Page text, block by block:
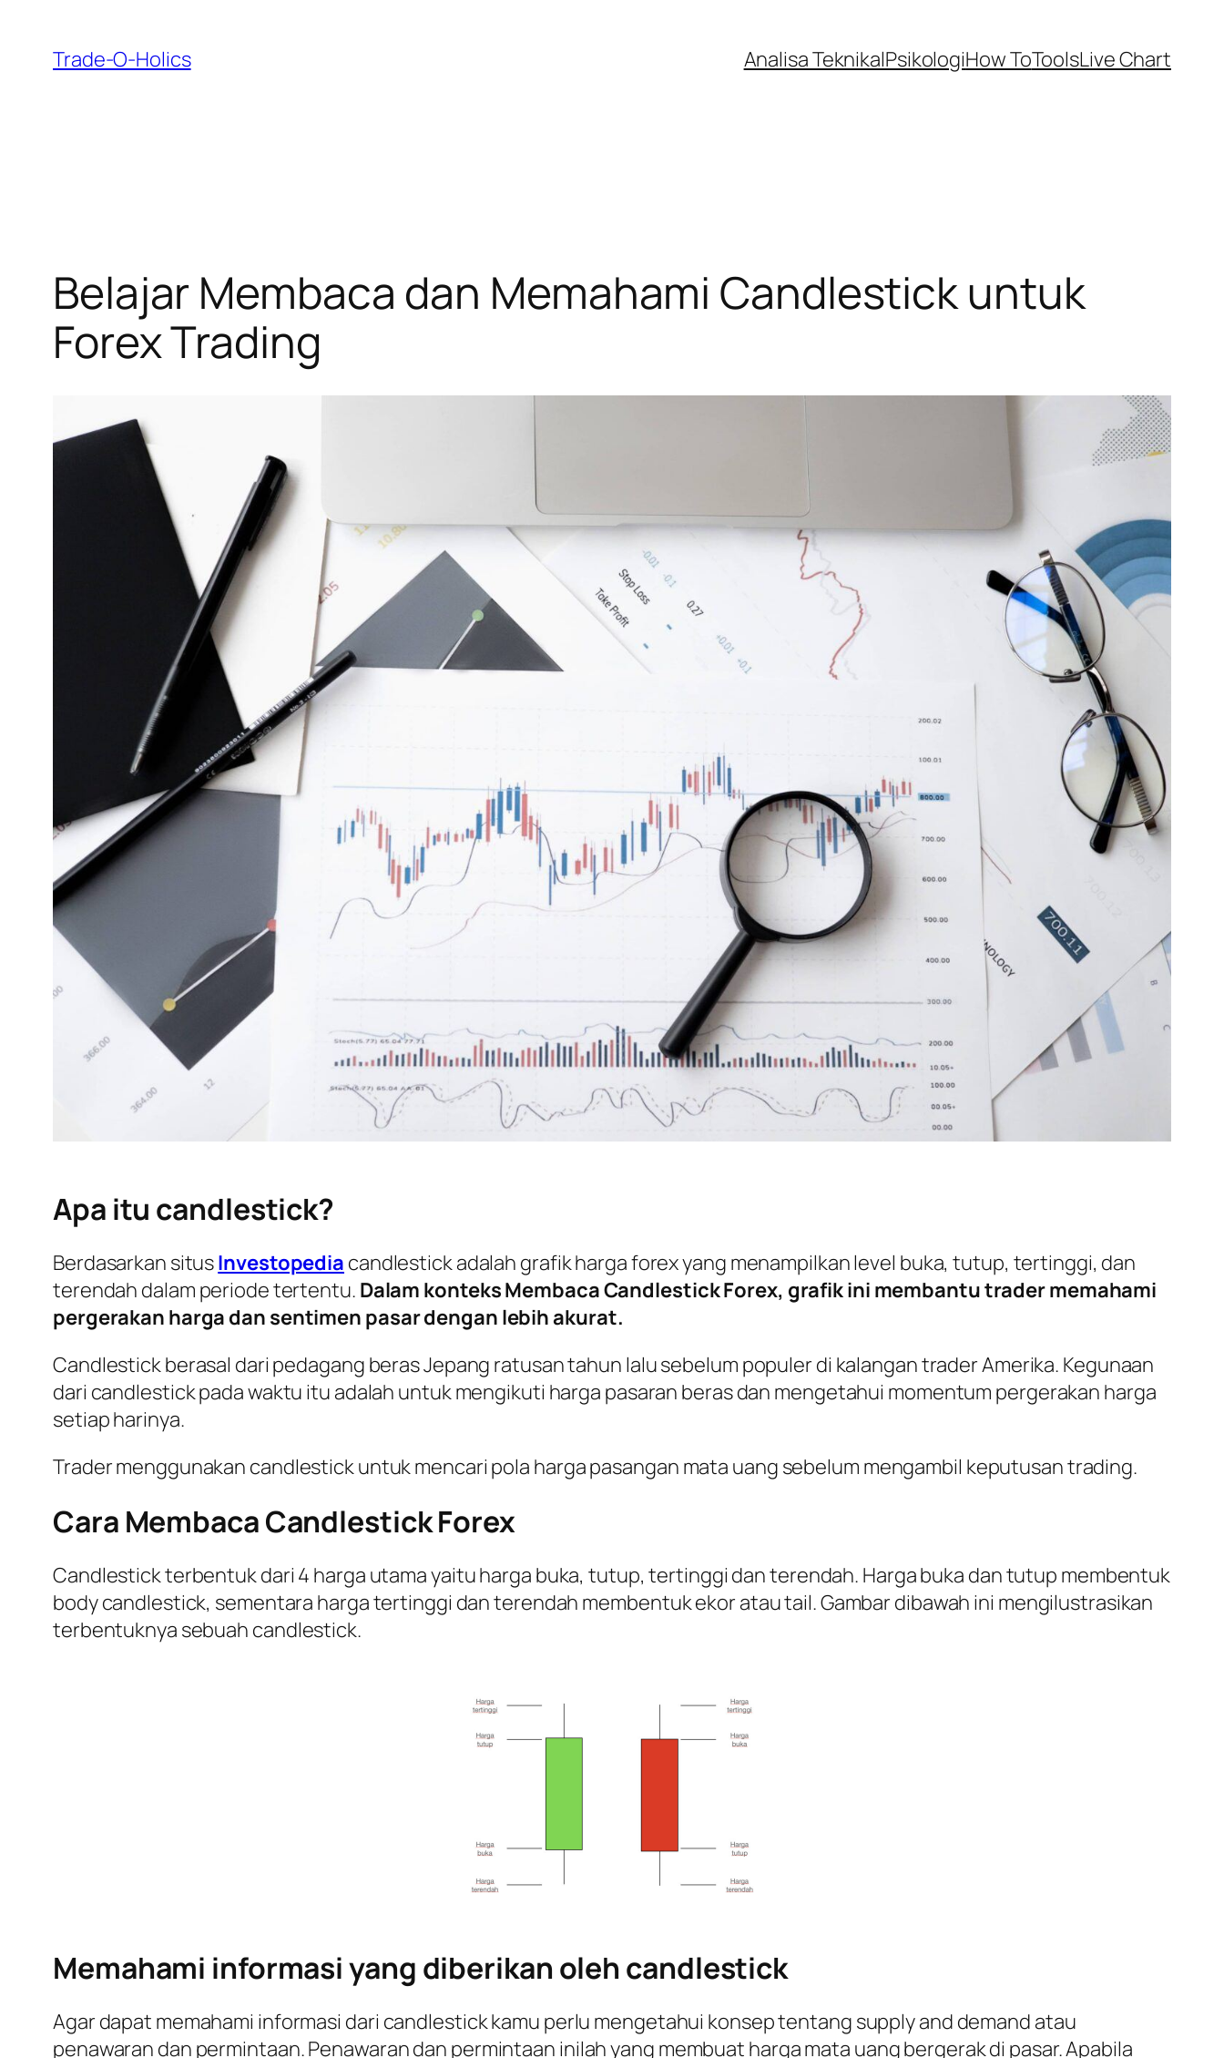
content
Trade-O-Holics Analisa TeknikalPsikologiHow ToToolsLive Chart
Belajar Membaca dan Memahami Candlestick untuk
Forex Trading
Apa itu candlestick?
Berdasarkan situsInvestopedia candlestick adalah grafik harga forex yang menampilkan level buka, tutup, tertinggi, dan
terendah dalam periode tertentu. Dalam konteksMembaca Candlestick Forex, grafik ini membantu trader memahami
pergerakan harga dan sentimen pasar dengan lebih akurat.
Candlestick berasal dari pedagang beras Jepang ratusan tahun lalu sebelum populer di kalangan trader Amerika. Kegunaan
dari candlestickpada waktu itu adalah untuk mengikuti harga pasaran beras dan mengetahui momentum pergerakan harga
setiap harinya.
Trader menggunakan candlestick untuk mencari pola harga pasangan mata uang sebelum mengambil keputusan trading.
Cara Membaca Candlestick Forex
Candlestickterbentuk dari 4 harga utama yaitu harga buka, tutup, tertinggi dan terendah. Harga buka dan tutup membentuk
body candlestick, sementara harga tertinggi dan terendah membentuk ekor atau tail. Gambar dibawah ini mengilustrasikan
terbentuknya sebuah candlestick.
Memahami informasi yang diberikan oleh candlestick
Agar dapat memahami informasi dari candlestickkamu perlu mengetahui konsep tentang supply and demand atau
penawaran dan permintaan. Penawaran dan permintaan inilah yang membuat harga mata uang bergerak di pasar. Apabila